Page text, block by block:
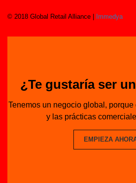
© 2018 Global Retail Alliance | Immedya
¿Te gustaría ser
Tenemos un negocio global,
y las prácticas
EMPIEZA